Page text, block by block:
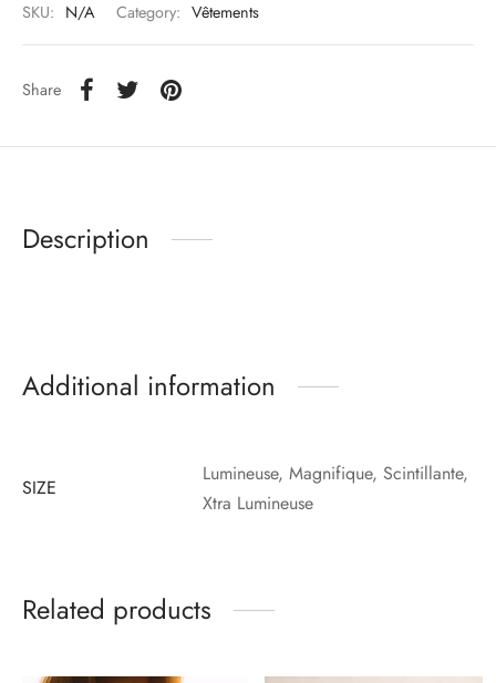
SKU: N/A Category: Vêtements
Share
Description
Additional information
SIZE
Lumineuse, Magnifique, Scintillante,
Xtra Lumineuse
Related products